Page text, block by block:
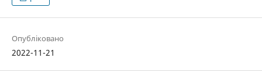
Опубліковано
2022-11-21